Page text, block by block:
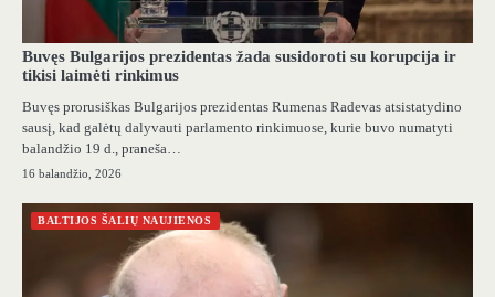
Buvęs Bulgarijos prezidentas žada susidoroti su korupcija ir
tikisi laimėti rinkimus
Buvęs prorusiškas Bulgarijos prezidentas Rumenas Radevas atsistatydino
sausį, kad galėtų dalyvauti parlamento rinkimuose, kurie buvo numatyti
balandžio 19 d., praneša…
16 balandžio, 2026
BALTIJOS ŠALIŲ NAUJIENOS